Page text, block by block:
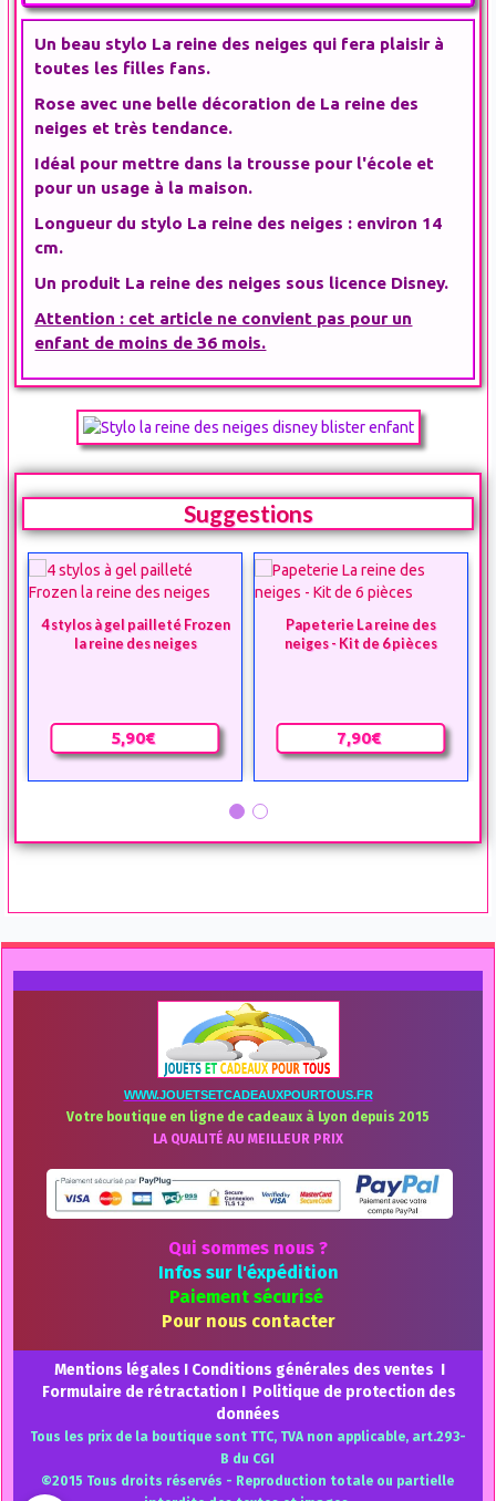
Un beau stylo La reine des neiges qui fera plaisir à
toutes les filles fans.
Rose avec une belle décoration de La reine des
neiges et très tendance.
Idéal pour mettre dans la trousse pour l'école et
pour un usage à la maison.
Longueur du stylo La reine des neiges : environ 14
cm.
Un produit La reine des neiges sous licence Disney.
Attention : cet article ne convient pas pour un
enfant de moins de 36 mois.
Suggestions
4 stylos à gel pailleté Frozen
la reine des neiges
5,90€
Papeterie La reine des
neiges - Kit de 6 pièces
7,90€
WWW.JOUETSETCADEAUXPOURTOUS.FR
Votre boutique en ligne de cadeaux à Lyon depuis 2015
LA QUALITÉ AU MEILLEUR PRIX
Qui sommes nous ?
Infos sur l'éxpédition
Paiement sécurisé
Pour nous contacter
Mentions légales I Conditions générales des ventes I
Formulaire de rétractation I Politique de protection des
données
Tous les prix de la boutique sont TTC, TVA non applicable, art.293-
B du CGI
©2015 Tous droits réservés - Reproduction totale ou partielle